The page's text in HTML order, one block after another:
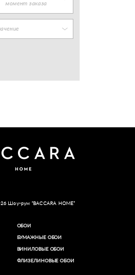
момент заказа
Шоу-рум “BACCARA HOME”
ОБОИ
БУМАЖНЫЕ ОБОИ
ВИНИЛОВЫЕ ОБОИ​
ФЛИЗЕЛИНОВЫЕ ОБОИ